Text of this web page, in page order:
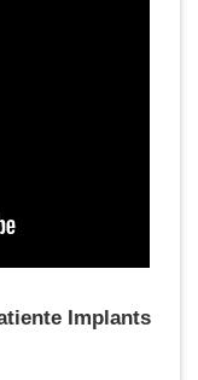
Implants